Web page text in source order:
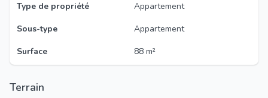
Type de propriété
Appartement
Sous-type
Appartement
Surface
88 m²
Terrain